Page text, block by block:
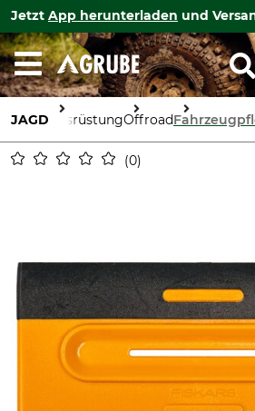
Jetzt App herunterladen und
JAGD AusrüstungOffroad
0